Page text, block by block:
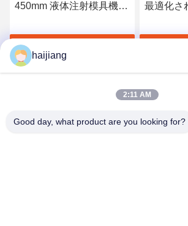
450mm 液体注射模具機
620x490mm プラスチック
模具製造のために設計
最高 の 価格 を 入手 す
最適化さ
油圧射出
haijiang
2:11 AM
Good day, what product are you looking for?